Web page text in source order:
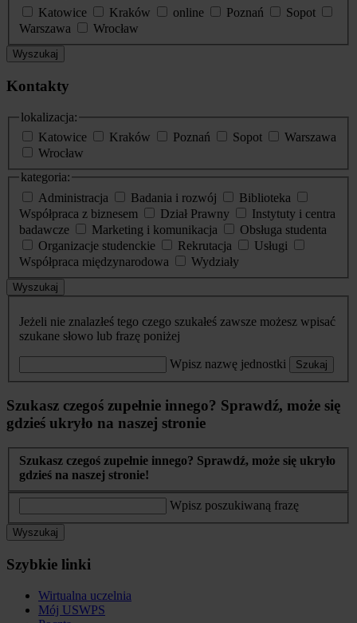
Katowice
Kraków online Poznań
Sopot
Warszawa
Wrocław
Wyszukaj
Kontakty
lokalizacja:
Katowice
Kraków Poznań Sopot
Warszawa
Wrocław
kategoria:
Administracja
Badania i rozwój
Biblioteka
Współpraca z biznesem
Dział Prawny
Instytuty i centra
badawcze
Marketing i komunikacja
Obsługa studenta
Organizacje studenckie
Rekrutacja
Usługi
Współpraca międzynarodowa
Wydziały
Wyszukaj
Jeżeli nie znalazłeś tego czego szukałeś zawsze możesz wpisać
szukane słowo lub frazę poniżej
Wpisz nazwę jednostki Szukaj
Szukasz czegoś zupełnie innego? Sprawdź, może się
gdzieś ukryło na naszej stronie
Szukasz czegoś zupełnie innego? Sprawdź, może się ukryło
gdzieś na naszej stronie!
Wpisz poszukiwaną frazę
Wyszukaj
Szybkie linki
Wirtualna uczelnia
Mój USWPS